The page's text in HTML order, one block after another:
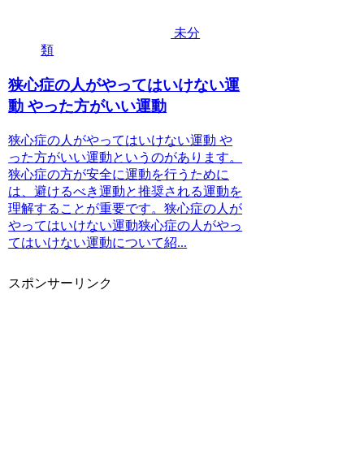
未分
類
狭心症の人がやってはいけない運
動 やった方がいい運動
狭心症の人がやってはいけない運動 や
った方がいい運動というのがあります。
狭心症の方が安全に運動を行うために
は、避けるべき運動と推奨される運動を
理解することが重要です。狭心症の人が
やってはいけない運動狭心症の人がやっ
てはいけない運動について紹...
スポンサーリンク